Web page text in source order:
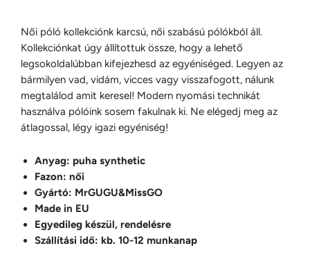
Női póló kollekciónk karcsú, női szabású pólókból áll.
Kollekciónkat úgy állítottuk össze, hogy a lehető
legsokoldalúbban kifejezhesd az egyéniséged. Legyen az
bármilyen vad, vidám, vicces vagy visszafogott, nálunk
megtalálod amit keresel! Modern nyomási technikát
használva pólóink sosem fakulnak ki. Ne elégedj meg az
átlagossal, légy igazi egyéniség!
Anyag: puha synthetic
Fazon: női
Gyártó: MrGUGU&MissGO
Made in EU
Egyedileg készül, rendelésre
Szállítási idő: kb. 10-12 munkanap